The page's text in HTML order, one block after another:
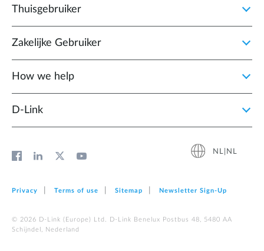
Thuisgebruiker
Zakelijke Gebruiker
How we help
D‑Link
NL|NL
Privacy Terms of use Sitemap Newsletter Sign‑Up
© 2026 D‑Link (Europe) Ltd. D-Link Benelux Postbus 48, 5480 AA
Schijndel, Nederland